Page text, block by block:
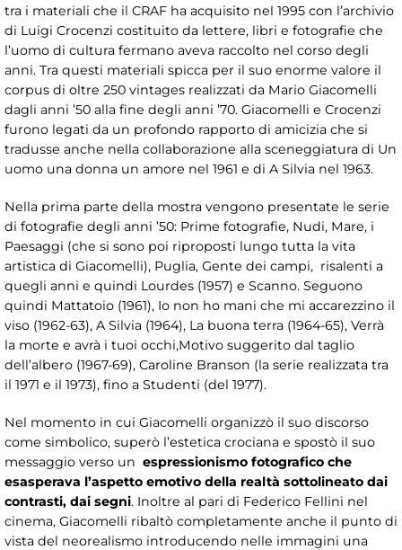
tra i materiali che il CRAF ha acquisito nel 1995 con l’archivio
di Luigi Crocenzi costituito da lettere, libri e fotografie che
l’uomo di cultura fermano aveva raccolto nel corso degli
anni. Tra questi materiali spicca per il suo enorme valore il
corpus di oltre 250 vintages realizzati da Mario Giacomelli
dagli anni ’50 alla fine degli anni ’70. Giacomelli e Crocenzi
furono legati da un profondo rapporto di amicizia che si
tradusse anche nella collaborazione alla sceneggiatura di Un
uomo una donna un amore nel 1961 e di A Silvia nel 1963.
Nella prima parte della mostra vengono presentate le serie
di fotografie degli anni ’50: Prime fotografie, Nudi, Mare, i
Paesaggi (che si sono poi riproposti lungo tutta la vita
artistica di Giacomelli), Puglia, Gente dei campi, risalenti a
quegli anni e quindi Lourdes (1957) e Scanno. Seguono
quindi Mattatoio (1961), Io non ho mani che mi accarezzino il
viso (1962-63), A Silvia (1964), La buona terra (1964-65), Verrà
la morte e avrà i tuoi occhi,Motivo suggerito dal taglio
dell’albero (1967-69), Caroline Branson (la serie realizzata tra
il 1971 e il 1973), fino a Studenti (del 1977).
Nel momento in cui Giacomelli organizzò il suo discorso
come simbolico, superò l’estetica crociana e spostò il suo
messaggio verso un espressionismo fotografico che
esasperava l’aspetto emotivo della realtà sottolineato dai
contrasti, dai segni. Inoltre al pari di Federico Fellini nel
cinema, Giacomelli ribaltò completamente anche il punto di
vista del neorealismo introducendo nelle immagini una